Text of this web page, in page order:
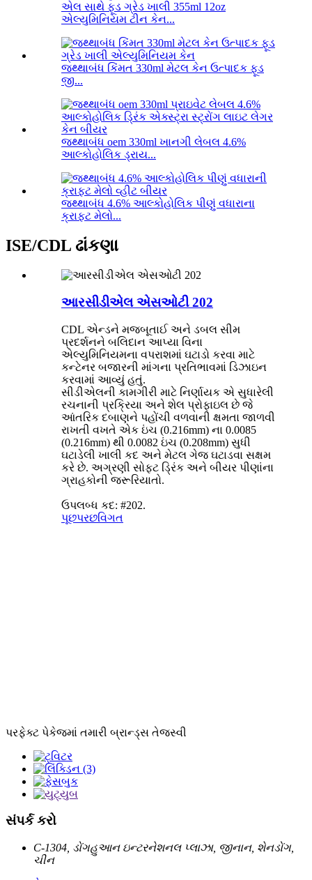
એલ સાથે ફૂડ ગ્રેડ ખાલી 355ml 12oz
એલ્યુમિનિયમ ટીન કેન...
જથ્થાબંધ કિંમત 330ml મેટલ કેન ઉત્પાદક ફૂડ
જી...
જથ્થાબંધ oem 330ml ખાનગી લેબલ 4.6%
આલ્કોહોલિક ડ્રાય...
જથ્થાબંધ 4.6% આલ્કોહોલિક પીણું વધારાના
ક્રાફ્ટ મેલો...
ISE/CDL ઢાંકણા
આરસીડીએલ એસઓટી 202
CDL એન્ડને મજબૂતાઈ અને ડબલ સીમ
પ્રદર્શનને બલિદાન આપ્યા વિના
એલ્યુમિનિયમના વપરાશમાં ઘટાડો કરવા માટે
કન્ટેનર બજારની માંગના પ્રતિભાવમાં ડિઝાઇન
કરવામાં આવ્યું હતું.
સીડીએલની કામગીરી માટે નિર્ણાયક એ સુધારેલી
રચનાની પ્રક્રિયા અને શેલ પ્રોફાઇલ છે જે
આંતરિક દબાણને પહોંચી વળવાની ક્ષમતા જાળવી
રાખતી વખતે એક ઇંચ (0.216mm) ના 0.0085
(0.216mm) થી 0.0082 ઇંચ (0.208mm) સુધી
ઘટાડેલી ખાલી કદ અને મેટલ ગેજ ઘટાડવા સક્ષમ
કરે છે. અગ્રણી સોફ્ટ ડ્રિંક અને બીયર પીણાંના
ગ્રાહકોની જરૂરિયાતો.
ઉપલબ્ધ કદ: #202.
પૂછપરછવિગત
પરફેક્ટ પેકેજમાં તમારી બ્રાન્ડ્સ તેજસ્વી
સંપર્ક કરો
C-1304, ડોંગહુઆન ઇન્ટરનેશનલ પ્લાઝા, જીનાન, શેનડોંગ,
ચીન